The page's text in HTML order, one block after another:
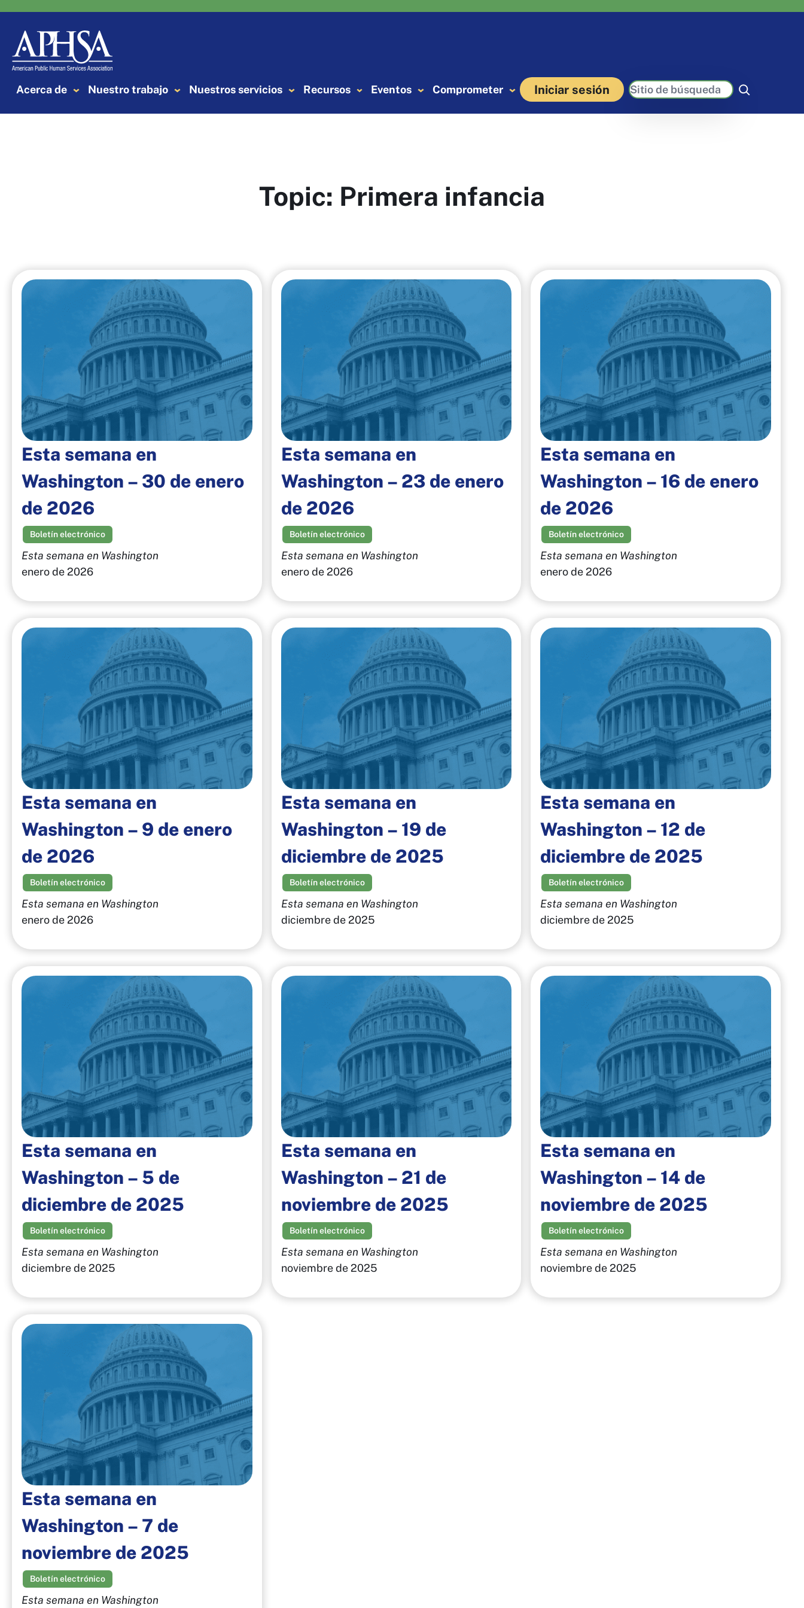
contenido
Acerca de Nuestro trabajo Nuestros servicios Recursos Eventos Comprometer Iniciar sesión Buscar
Topic: Primera infancia
Esta semana en
Washington – 30 de enero
de 2026
Boletín electrónico
Esta semana en Washington
enero de 2026
Esta semana en
Washington – 23 de enero
de 2026
Boletín electrónico
Esta semana en Washington
enero de 2026
Esta semana en
Washington – 16 de enero
de 2026
Boletín electrónico
Esta semana en Washington
enero de 2026
Esta semana en
Washington – 9 de enero
de 2026
Boletín electrónico
Esta semana en Washington
enero de 2026
Esta semana en
Washington – 19 de
diciembre de 2025
Boletín electrónico
Esta semana en Washington
diciembre de 2025
Esta semana en
Washington – 12 de
diciembre de 2025
Boletín electrónico
Esta semana en Washington
diciembre de 2025
Esta semana en
Washington – 5 de
diciembre de 2025
Boletín electrónico
Esta semana en Washington
diciembre de 2025
Esta semana en
Washington – 21 de
noviembre de 2025
Boletín electrónico
Esta semana en Washington
noviembre de 2025
Esta semana en
Washington – 14 de
noviembre de 2025
Boletín electrónico
Esta semana en Washington
noviembre de 2025
Esta semana en
Washington – 7 de
noviembre de 2025
Boletín electrónico
Esta semana en Washington